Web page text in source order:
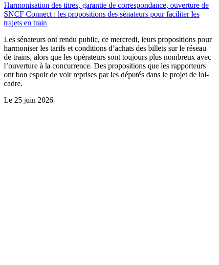
Harmonisation des titres, garantie de correspondance, ouverture de
SNCF Connect : les propositions des sénateurs pour faciliter les
trajets en train
Les sénateurs ont rendu public, ce mercredi, leurs propositions pour
harmoniser les tarifs et conditions d’achats des billets sur le réseau
de trains, alors que les opérateurs sont toujours plus nombreux avec
l’ouverture à la concurrence. Des propositions que les rapporteurs
ont bon espoir de voir reprises par les députés dans le projet de loi-
cadre.
Le 25 juin 2026